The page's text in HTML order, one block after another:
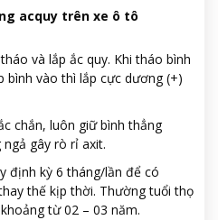
acquy trên xe ô tô
và lắp ắc quy. Khi tháo bình
vào thì lắp cực dương (+)
chắn, luôn giữ bình thẳng
gây rò rỉ axit.
định kỳ 6 tháng/lần để có
thế kịp thời. Thường tuổi thọ
từ 02 – 03 năm.